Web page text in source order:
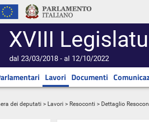
XVIII
dal 23/03/2018 - al 12/10/2022
Lavori Documenti
dei deputati > Lavori > Resoconti > Dettaglio